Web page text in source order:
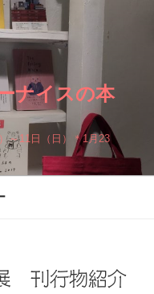
ナイスの本
～11日（日）＊1月23
刊行物紹介